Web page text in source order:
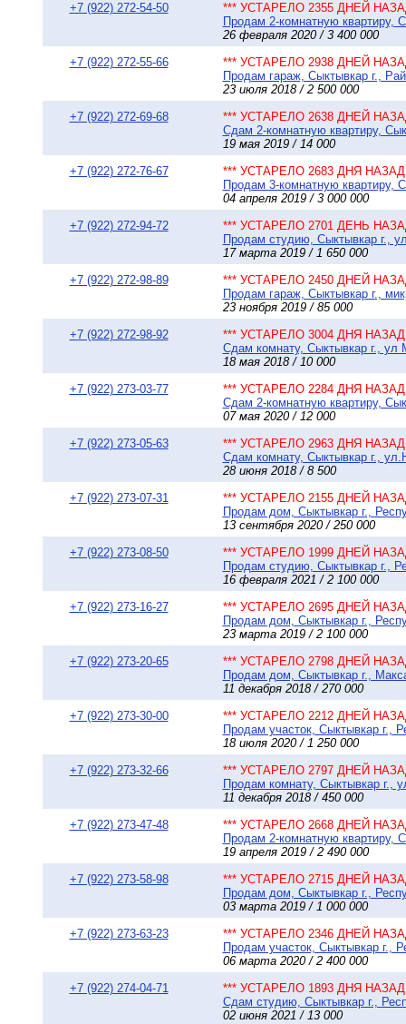
+7 (922) 272-54-50
*** УСТАРЕЛО 2355 ДНЕЙ
Продам 2-комнатную квартиру,
26 февраля 2020 / 3 400 000
+7 (922) 272-55-66
*** УСТАРЕЛО 2938 ДНЕЙ
Продам гараж, Сыктывкар г.,
23 июля 2018 / 2 500 000
+7 (922) 272-69-68
*** УСТАРЕЛО 2638 ДНЕЙ
Сдам 2-комнатную квартиру,
19 мая 2019 / 14 000
+7 (922) 272-76-67
*** УСТАРЕЛО 2683 ДНЯ НАЗАД
Продам 3-комнатную квартиру,
04 апреля 2019 / 3 000 000
+7 (922) 272-94-72
*** УСТАРЕЛО 2701 ДЕНЬ
Продам студию, Сыктывкар г.,
17 марта 2019 / 1 650 000
+7 (922) 272-98-89
*** УСТАРЕЛО 2450 ДНЕЙ
Продам гараж, Сыктывкар г.,
23 ноября 2019 / 85 000
+7 (922) 272-98-92
*** УСТАРЕЛО 3004 ДНЯ НАЗАД
Сдам комнату, Сыктывкар г., ул
18 мая 2018 / 10 000
+7 (922) 273-03-77
*** УСТАРЕЛО 2284 ДНЯ НАЗАД
Сдам 2-комнатную квартиру,
07 мая 2020 / 12 000
+7 (922) 273-05-63
*** УСТАРЕЛО 2963 ДНЯ НАЗАД
Сдам комнату, Сыктывкар г.,
28 июня 2018 / 8 500
+7 (922) 273-07-31
*** УСТАРЕЛО 2155 ДНЕЙ
Продам дом, Сыктывкар г.,
13 сентября 2020 / 250 000
+7 (922) 273-08-50
*** УСТАРЕЛО 1999 ДНЕЙ
Продам студию, Сыктывкар г.,
16 февраля 2021 / 2 100 000
+7 (922) 273-16-27
*** УСТАРЕЛО 2695 ДНЕЙ
Продам дом, Сыктывкар г.,
23 марта 2019 / 2 100 000
+7 (922) 273-20-65
*** УСТАРЕЛО 2798 ДНЕЙ
Продам дом, Сыктывкар г.,
11 декабря 2018 / 270 000
+7 (922) 273-30-00
*** УСТАРЕЛО 2212 ДНЕЙ
Продам участок, Сыктывкар г.,
18 июля 2020 / 1 250 000
+7 (922) 273-32-66
*** УСТАРЕЛО 2797 ДНЕЙ
Продам комнату, Сыктывкар г.,
11 декабря 2018 / 450 000
+7 (922) 273-47-48
*** УСТАРЕЛО 2668 ДНЕЙ
Продам 2-комнатную квартиру,
19 апреля 2019 / 2 490 000
+7 (922) 273-58-98
*** УСТАРЕЛО 2715 ДНЕЙ
Продам дом, Сыктывкар г.,
03 марта 2019 / 1 000 000
+7 (922) 273-63-23
*** УСТАРЕЛО 2346 ДНЕЙ
Продам участок, Сыктывкар г.,
06 марта 2020 / 2 400 000
+7 (922) 274-04-71
*** УСТАРЕЛО 1893 ДНЯ НАЗАД
Сдам студию, Сыктывкар г.,
02 июня 2021 / 13 000